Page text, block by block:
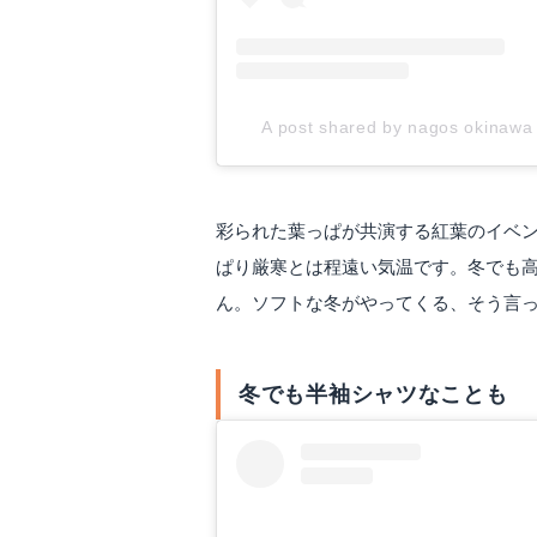
A post shared by nagos
彩られた葉っぱが共演する紅葉のイベ
ぱり厳寒とは程遠い気温です。冬でも
ん。ソフトな冬がやってくる、そう言
冬でも半袖シャツなことも